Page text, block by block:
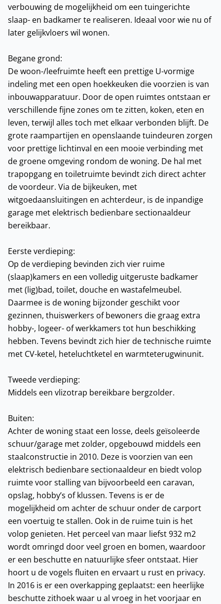
verbouwing de mogelijkheid om een tuingerichte
slaap- en badkamer te realiseren. Ideaal voor wie nu of
later gelijkvloers wil wonen.
Begane grond:
De woon-/leefruimte heeft een prettige U-vormige
indeling met een open hoekkeuken die voorzien is van
inbouwapparatuur. Door de open ruimtes ontstaan er
verschillende fijne zones om te zitten, koken, eten en
leven, terwijl alles toch met elkaar verbonden blijft. De
grote raampartijen en openslaande tuindeuren zorgen
voor prettige lichtinval en een mooie verbinding met
de groene omgeving rondom de woning. De hal met
trapopgang en toiletruimte bevindt zich direct achter
de voordeur. Via de bijkeuken, met
witgoedaansluitingen en achterdeur, is de inpandige
garage met elektrisch bedienbare sectionaaldeur
bereikbaar.
Eerste verdieping:
Op de verdieping bevinden zich vier ruime
(slaap)kamers en een volledig uitgeruste badkamer
met (lig)bad, toilet, douche en wastafelmeubel.
Daarmee is de woning bijzonder geschikt voor
gezinnen, thuiswerkers of bewoners die graag extra
hobby-, logeer- of werkkamers tot hun beschikking
hebben. Tevens bevindt zich hier de technische ruimte
met CV-ketel, heteluchtketel en warmteterugwinunit.
Tweede verdieping:
Middels een vlizotrap bereikbare bergzolder.
Buiten:
Achter de woning staat een losse, deels geïsoleerde
schuur/garage met zolder, opgebouwd middels een
staalconstructie in 2010. Deze is voorzien van een
elektrisch bedienbare sectionaaldeur en biedt volop
ruimte voor stalling van bijvoorbeeld een caravan,
opslag, hobby’s of klussen. Tevens is er de
mogelijkheid om achter de schuur onder de carport
een voertuig te stallen. Ook in de ruime tuin is het
volop genieten. Het perceel van maar liefst 932 m2
wordt omringd door veel groen en bomen, waardoor
er een beschutte en natuurlijke sfeer ontstaat. Hier
hoort u de vogels fluiten en ervaart u rust en privacy.
In 2016 is er een overkapping geplaatst: een heerlijke
beschutte zithoek waar u al vroeg in het voorjaar en